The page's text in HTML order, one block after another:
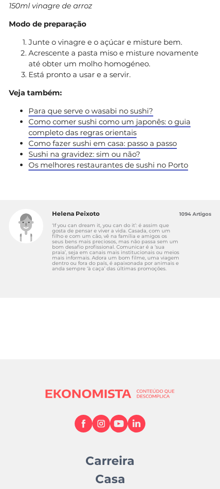
150ml vinagre de arroz
Modo de preparação
Junte o vinagre e o açúcar e misture bem.
Acrescente a pasta miso e misture novamente
até obter um molho homogéneo.
Está pronto a usar e a servir.
Veja também:
Para que serve o wasabi no sushi?
Como comer sushi como um japonês: o guia
completo das regras orientais
Como fazer sushi em casa: passo a passo
Sushi na gravidez: sim ou não?
Os melhores restaurantes de sushi no Porto
Helena Peixoto
‘If you can dream it, you can do it’: é assim que
gosta de pensar e viver a vida. Casada, com um
filho e com um cão, vê na família e amigos os
seus bens mais preciosos, mas não passa sem um
bom desafio profissional. Comunicar é a ‘sua
praia’, seja em canais mais institucionais ou meios
mais informais. Adora um bom filme, uma viagem
dentro ou fora do país, é apaixonada por animais e
anda sempre ‘à caça’ das últimas promoções.
1094 Artigos
Carreira
Casa